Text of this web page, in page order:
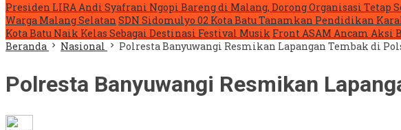
Presiden LIRA Andi Syafrani Ngopi Bareng di Malang, Dorong Organisasi Tetap
Warga Malang Selatan SDN Sidomulyo 02 Kota Batu Tanamkan Pendidikan
Kota Batu Naik Kelas Sebagai Destinasi Festival Musik Front ASAM Ancam Aksi
Beranda
Nasional Polresta Banyuwangi Resmikan Lapangan Tembak di
Polresta Banyuwangi Resmikan